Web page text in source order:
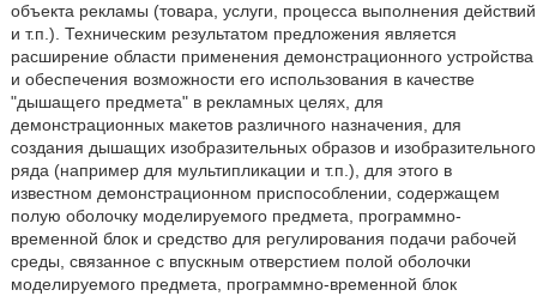
объекта рекламы (товара, услуги, процесса выполнения действий
и т.п.). Техническим результатом предложения является
расширение области применения демонстрационного устройства
и обеспечения возможности его использования в качестве
"дышащего предмета" в рекламных целях, для
демонстрационных макетов различного назначения, для
создания дышащих изобразительных образов и изобразительного
ряда (например для мультипликации и т.п.), для этого в
известном демонстрационном приспособлении, содержащем
полую оболочку моделируемого предмета, программно-
временной блок и средство для регулирования подачи рабочей
среды, связанное с впускным отверстием полой оболочки
моделируемого предмета, программно-временной блок